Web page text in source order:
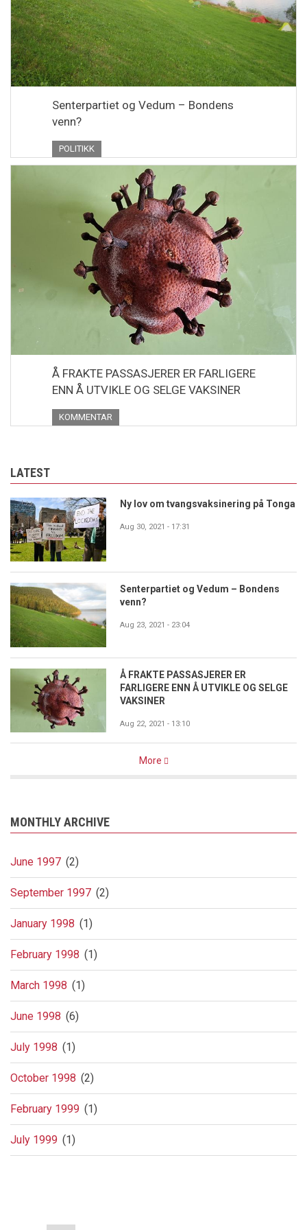
Senterpartiet og Vedum – Bondens
venn?
POLITIKK
Å FRAKTE PASSASJERER ER FARLIGERE
ENN Å UTVIKLE OG SELGE VAKSINER
KOMMENTAR
LATEST
Ny lov om tvangsvaksinering på Tonga
Aug 30, 2021 - 17:31
Senterpartiet og Vedum – Bondens
venn?
Aug 23, 2021 - 23:04
Å FRAKTE PASSASJERER ER
FARLIGERE ENN Å UTVIKLE OG SELGE
VAKSINER
Aug 22, 2021 - 13:10
More
MONTHLY ARCHIVE
June 1997 (2)
September 1997 (2)
January 1998 (1)
February 1998 (1)
March 1998 (1)
June 1998 (6)
July 1998 (1)
October 1998 (2)
February 1999 (1)
July 1999 (1)